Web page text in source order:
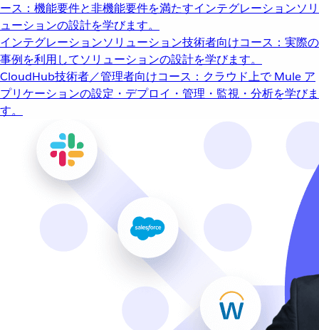
ース：機能要件と非機能要件を満たすインテグレーションソリ
ューションの設計を学びます。
インテグレーションソリューション技術者向けコース：実際の
事例を利用してソリューションの設計を学びます。
CloudHub技術者／管理者向けコース：クラウド上で Mule ア
プリケーションの設定・デプロイ・管理・監視・分析を学びま
す。